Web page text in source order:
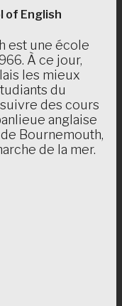
of English
est une école
À ce jour,
les mieux
du
des cours
anglaise
Bournemouth,
de la mer.